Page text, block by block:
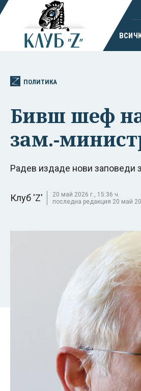
ПОЛИТИКА
Бивш шеф на
зам.-
Радев издаде нови заповеди
Клуб 'Z'
20 май 2026 г., 15:36 ч.
последна редакция 20 май